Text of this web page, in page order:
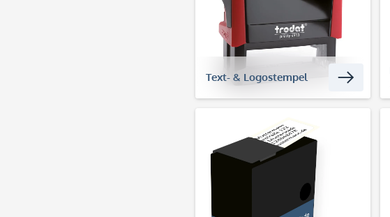
Text- & Logostempel